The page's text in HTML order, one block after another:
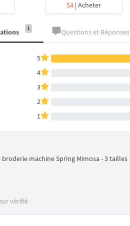
$4 | Acheter
1 Questions et Réponses
5
4
3
2
1
broderie machine Spring Mimosa - 3 tailles
vérifié